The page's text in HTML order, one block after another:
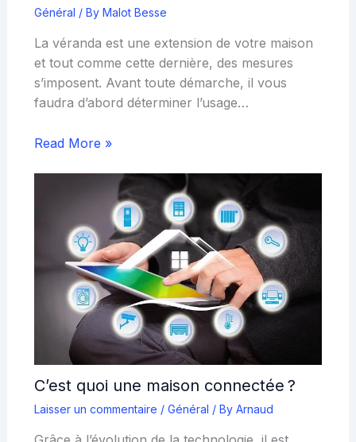
Général / By Malot Besse
La véranda est une extension de votre maison
et tout comme cette dernière, des mesures
s’imposent. Avant toute démarche, il vous
faudra d’abord déterminer l’usage…
Read More »
C’est quoi une maison connectée ?
Laisser un commentaire / Général / By Arnaud